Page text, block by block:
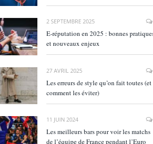
2 SEPTEMBRE 2025
E‑réputation en 2025 : bonnes
et nouveaux enjeux
27 AVRIL 2025
Les erreurs de style qu’on fait toutes (et
comment les éviter)
11 JUIN 2024
Les meilleurs bars pour voir les matchs
de l’équipe de France pendant l’Euro